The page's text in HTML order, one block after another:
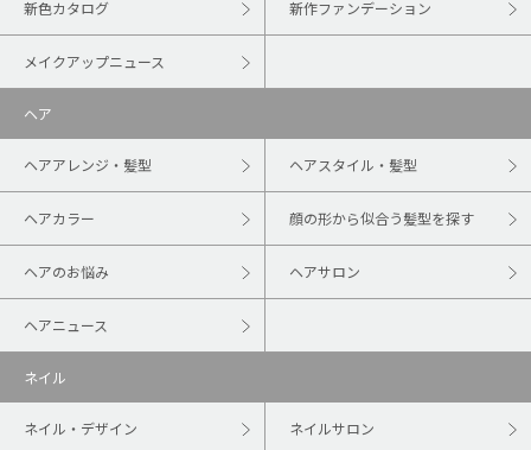
新色カタログ 新作ファンデーション
メイクアップニュース
ヘア
ヘアアレンジ・髪型 ヘアスタイル・髪型
ヘアカラー 顔の形から似合う髪型を探す
ヘアのお悩み ヘアサロン
ヘアニュース
ネイル
ネイル・デザイン ネイルサロン